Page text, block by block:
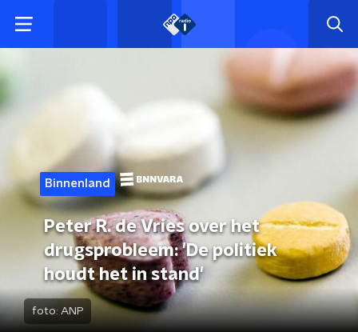
Binnenland
Peter R. de Vries over het
drugsprobleem: 'De politiek
houdt het in stand'
foto: ANP